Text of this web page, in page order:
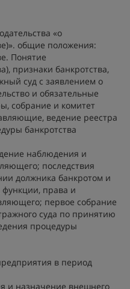
«о
общие положения:
Понятие
признаки банкротства,
суд с заявлением о
и обязательные
собрание и комитет
ведение реестра
банкротства
наблюдения и
последствия
должника банкротом и
права и
первое собрание
суда по принятию
процедуры
в период
и назначение внешнего